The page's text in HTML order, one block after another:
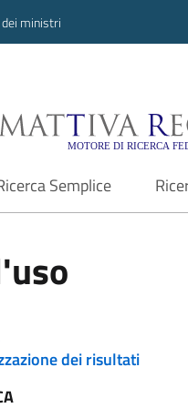
dei ministri
Semplice
dei risultati